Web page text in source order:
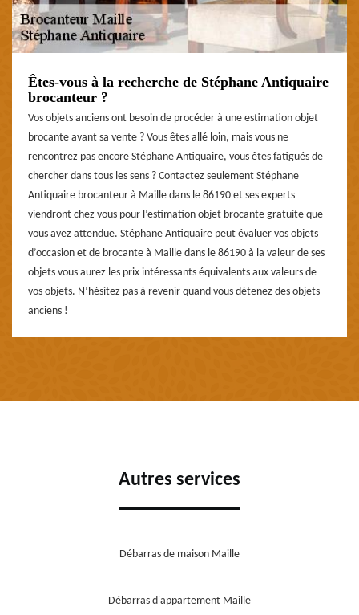
Êtes-vous à la recherche de Stéphane Antiquaire
brocanteur ?
Vos objets anciens ont besoin de procéder à une estimation objet
brocante avant sa vente ? Vous êtes allé loin, mais vous ne
rencontrez pas encore Stéphane Antiquaire, vous êtes fatigués de
chercher dans tous les sens ? Contactez seulement Stéphane
Antiquaire brocanteur à Maille dans le 86190 et ses experts
viendront chez vous pour l’estimation objet brocante gratuite que
vous avez attendue. Stéphane Antiquaire peut évaluer vos objets
d’occasion et de brocante à Maille dans le 86190 à la valeur de ses
objets vous aurez les prix intéressants équivalents aux valeurs de
vos objets. N’hésitez pas à revenir quand vous détenez des objets
anciens !
Autres services
Débarras de maison Maille
Débarras d'appartement Maille